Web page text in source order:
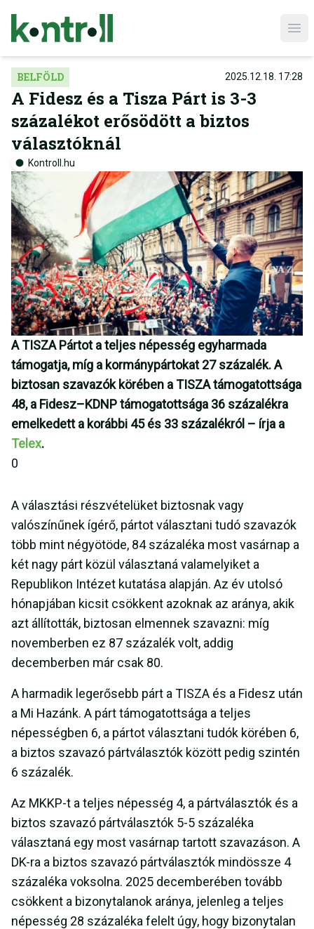
BELFÖLD 2025.12.18. 17:28
A Fidesz és a Tisza Párt is 3-3
százalékot erősödött a biztos
választóknál
Kontroll.hu
A TISZA Pártot a teljes népesség egyharmada
támogatja, míg a kormánypártokat 27 százalék. A
biztosan szavazók körében a TISZA támogatottsága
48, a Fidesz–KDNP támogatottsága 36 százalékra
emelkedett a korábbi 45 és 33 százalékról – írja a
Telex.
0
A választási részvételüket biztosnak vagy
valószínűnek ígérő, pártot választani tudó szavazók
több mint négyötöde, 84 százaléka most vasárnap a
két nagy párt közül választaná valamelyiket a
Republikon Intézet kutatása alapján. Az év utolsó
hónapjában kicsit csökkent azoknak az aránya, akik
azt állították, biztosan elmennek szavazni: míg
novemberben ez 87 százalék volt, addig
decemberben már csak 80.
A harmadik legerősebb párt a TISZA és a Fidesz után
a Mi Hazánk. A párt támogatottsága a teljes
népességben 6, a pártot választani tudók körében 6,
a biztos szavazó pártválasztók között pedig szintén
6 százalék.
Az MKKP-t a teljes népesség 4, a pártválasztók és a
biztos szavazó pártválasztók 5-5 százaléka
választaná egy most vasárnap tartott szavazáson. A
DK-ra a biztos szavazó pártválasztók mindössze 4
százaléka voksolna. 2025 decemberében tovább
csökkent a bizonytalanok aránya, jelenleg a teljes
népesség 28 százaléka felelt úgy, hogy bizonytalan